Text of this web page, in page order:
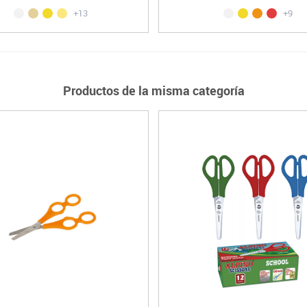
+13 +9
Productos de la misma categoría